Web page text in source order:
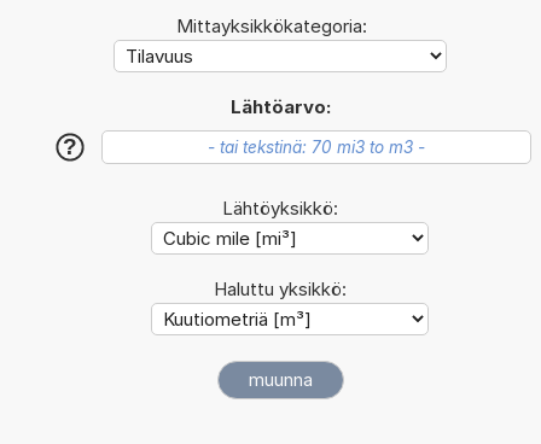
Mittayksikkökategoria:
Lähtöarvo:
?
Lähtöyksikkö:
Haluttu yksikkö: